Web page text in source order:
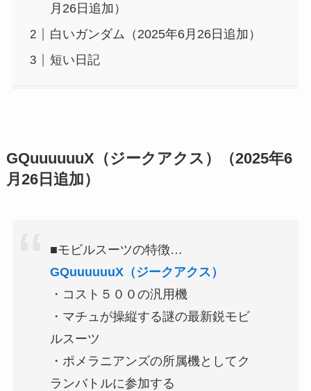
月26日追加）
白いガンダム（2025年6月26日追加）
短い日記
GQuuuuuuX（ジークアクス）
（2025年6
月26日追加）
■モビルスーツの特徴…
GQuuuuuuX（ジークアクス）
・コスト５００の汎用機
・マチュが操縦する謎の最新鋭モビ
ルスーツ
・ポメラニアンズの所属機としてク
ランバトルに参加する